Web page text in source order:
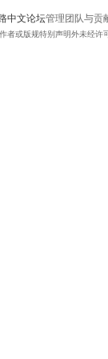
中文论坛管理团队与贡
者或版规特别声明外未经许